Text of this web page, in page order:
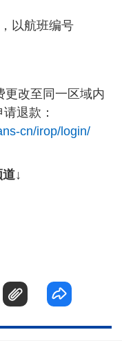
以航班编号
更改至同一区域内
退款：
cn/irop/login/
↓